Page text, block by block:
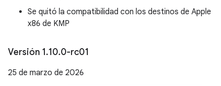
Se quitó la compatibilidad con los destinos de Apple
x86 de KMP
Versión 1.10.0-rc01
25 de marzo de 2026